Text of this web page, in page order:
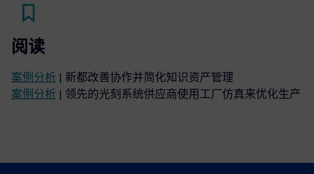
阅读
案例分析 | 新都改善协作并简化知识资产管理
案例分析 | 领先的光刻系统供应商使用工厂仿真来优化生产